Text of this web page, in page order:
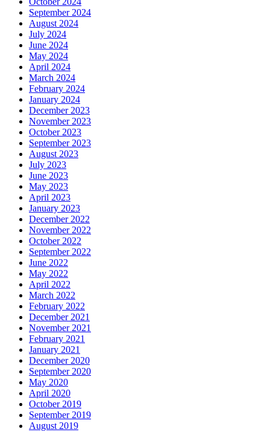
September 2024
August 2024
July 2024
June 2024
May 2024
April 2024
March 2024
February 2024
January 2024
December 2023
November 2023
October 2023
September 2023
August 2023
July 2023
June 2023
May 2023
April 2023
January 2023
December 2022
November 2022
October 2022
September 2022
June 2022
May 2022
April 2022
March 2022
February 2022
December 2021
November 2021
February 2021
January 2021
December 2020
September 2020
May 2020
April 2020
October 2019
September 2019
August 2019